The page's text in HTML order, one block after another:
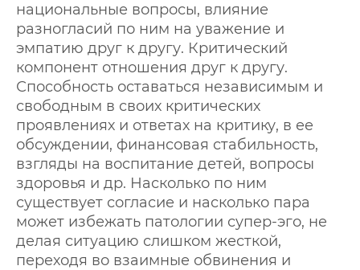
национальные вопросы, влияние
разногласий по ним на уважение и
эмпатию друг к другу. Критический
компонент отношения друг к другу.
Способность оставаться независимым и
свободным в своих критических
проявлениях и ответах на критику, в ее
обсуждении, финансовая стабильность,
взгляды на воспитание детей, вопросы
здоровья и др. Насколько по ним
существует согласие и насколько пара
может избежать патологии супер-эго, не
делая ситуацию слишком жесткой,
переходя во взаимные обвинения и